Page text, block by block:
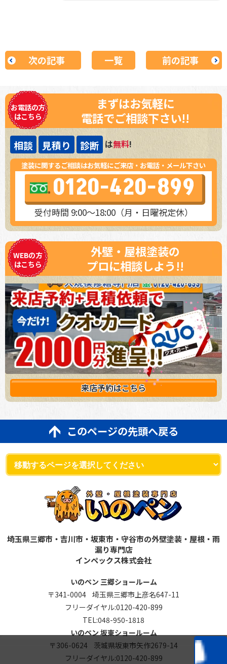
次の記事 一覧 前の記事
お電話の方
はこちら
まずはお気軽に
電話でご相談下さい!!
相談 見積り 診断 は無料!
塗装に関するご相談はお気軽にご来店・お電話・メール下さい
0120-420-899
受付時間 9:00～18:00（月・日曜祝定休）
WEBの方
はこちら
外壁・屋根塗装の
プロに相談しよう!!
来店予約はこちら
このページの先頭へ戻る
埼玉県三郷市・吉川市・坂東市・守谷市の外壁塗装・屋根・雨
漏り専門店
インペックス株式会社
いのペン 三郷ショールーム
〒341-0004 埼玉県三郷市上彦名647-11
フリーダイヤル:0120-420-899
TEL:048-950-1818
いのペン 坂東ショールーム
〒306-0624 茨城県坂東市矢作2679-14
フリーダイヤル:0120-420-899